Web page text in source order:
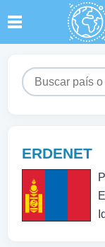
ERDENET